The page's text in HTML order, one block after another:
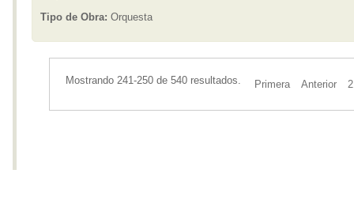
Tipo de Obra: Orquesta
Mostrando 241-250 de 540 resultados. Primera Anterior